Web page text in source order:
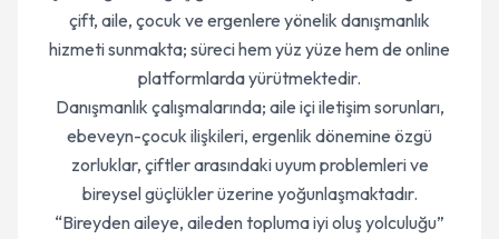
çift, aile, çocuk ve ergenlere yönelik danışmanlık
hizmeti sunmakta; süreci hem yüz yüze hem de online
platformlarda yürütmektedir.
Danışmanlık çalışmalarında; aile içi iletişim sorunları,
ebeveyn-çocuk ilişkileri, ergenlik dönemine özgü
zorluklar, çiftler arasındaki uyum problemleri ve
bireysel güçlükler üzerine yoğunlaşmaktadır.
“Bireyden aileye, aileden topluma iyi oluş yolculuğu”